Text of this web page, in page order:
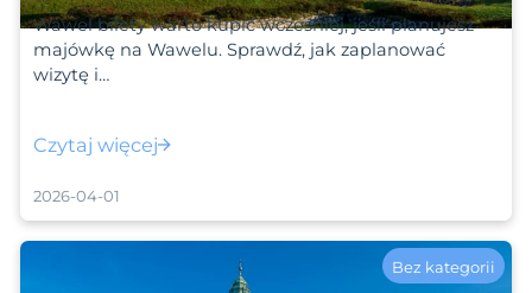
Wawel bilety warto kupić wcześniej, jeśli planujesz
majówkę na Wawelu. Sprawdź, jak zaplanować
wizytę i…
Czytaj więcej
2026-04-01
Bez kategorii